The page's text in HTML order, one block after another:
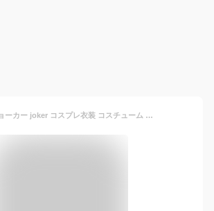
[mewin] ジョーカー joker コスプレ衣装 コスチューム バットマン ダークナイト 変装 仮装 ハロウィン イベント パープル メンズ (S)